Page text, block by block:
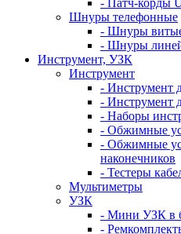
- Патч-корды
Шнуры телефонные
- Шнуры
- Шнуры
Инструмент, УЗК
Инструмент
- Инструмент
- Инструмент
- Наборы
- Обжимные
- Обжимные
наконечников
- Тестеры
Мультиметры
УЗК
- Мини УЗК в
-